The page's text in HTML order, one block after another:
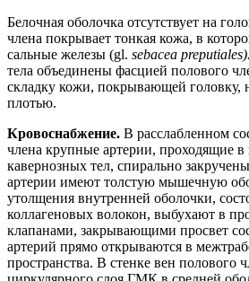
Белочная оболочка отсутствует на
члена покрывает тонкая кожа, в
сальные железы (gl. sebacea preputiales).
тела объединены фасцией полового
складку кожи, покрывающей головку,
плотью.
Кровоснабжение. В расслабленном
члена крупные артерии, проходящие в
кавернозных тел, спирально закручены
артерии имеют толстую мышечную
утолщения внутренней оболочки,
коллагеновых волокон, выбухают в
клапанами, закрывающими просвет
артерий прямо открываются в
пространства. В стенке вен полового